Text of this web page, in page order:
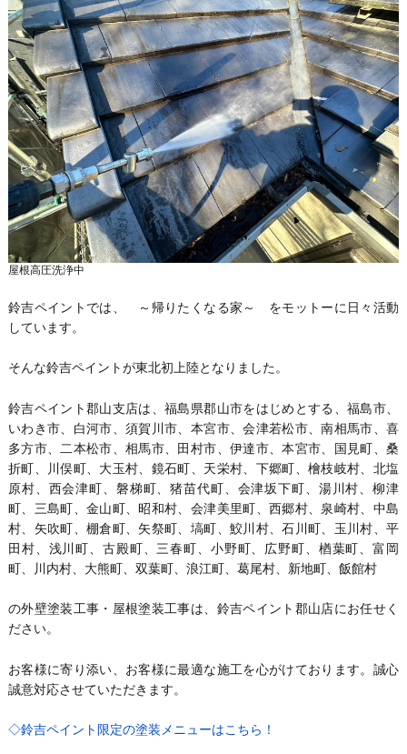
屋根高圧洗浄中
鈴吉ペイントでは、 ～帰りたくなる家～ をモットーに日々活動
しています。
そんな鈴吉ペイントが東北初上陸となりました。
鈴吉ペイント郡山支店は、福島県郡山市をはじめとする、福島市、
いわき市、白河市、須賀川市、本宮市、会津若松市、南相馬市、喜
多方市、二本松市、相馬市、田村市、伊達市、本宮市、国見町、桑
折町、川俣町、大玉村、鏡石町、天栄村、下郷町、檜枝岐村、北塩
原村、西会津町、磐梯町、猪苗代町、会津坂下町、湯川村、柳津
町、三島町、金山町、昭和村、会津美里町、西郷村、泉崎村、中島
村、矢吹町、棚倉町、矢祭町、塙町、鮫川村、石川町、玉川村、平
田村、浅川町、古殿町、三春町、小野町、広野町、楢葉町、富岡
町、川内村、大熊町、双葉町、浪江町、葛尾村、新地町、飯館村
の外壁塗装工事・屋根塗装工事は、鈴吉ペイント郡山店にお任せく
ださい。
お客様に寄り添い、お客様に最適な施工を心がけております。誠心
誠意対応させていただきます。
◇鈴吉ペイント限定の塗装メニューはこちら！